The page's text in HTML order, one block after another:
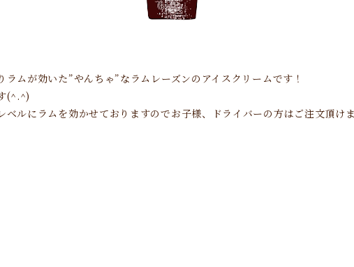
ムが効いた”やんちゃ”なラムレーズンのアイスクリームです！
(^.^)
ベルにラムを効かせておりますのでお子様、ドライバーの方はご注文頂け